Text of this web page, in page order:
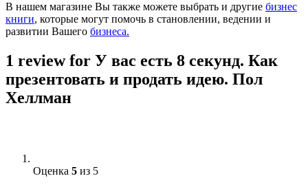
В нашем магазине Вы также можете выбрать и другие бизнес
книги, которые могут помочь в становлении, ведении и
развитии Вашего бизнеса.
1 review for У вас есть 8 секунд. Как
презентовать и продать идею. Пол
Хеллман
Оценка 5 из 5